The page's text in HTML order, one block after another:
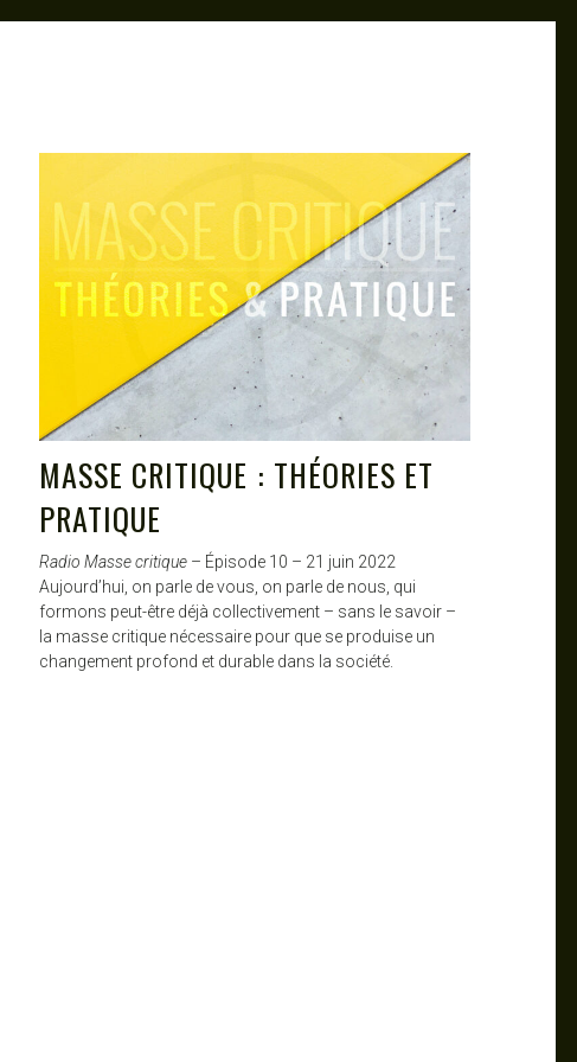
MASSE CRITIQUE : THÉORIES ET
PRATIQUE
Radio Masse critique– Épisode 10 – 21 juin 2022
Aujourd’hui, on parle de vous, on parle de nous, qui
formons peut-être déjà collectivement – sans le savoir –
la masse critique nécessaire pour que se produise un
changement profond et durable dans la société.